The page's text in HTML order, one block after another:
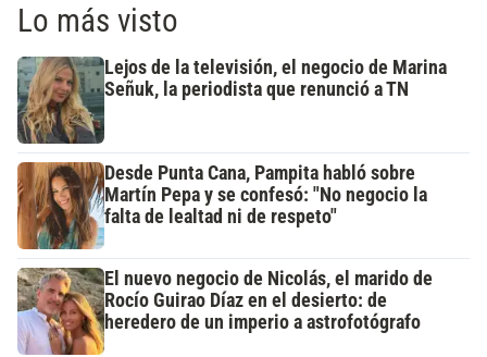
Lo más visto
Lejos de la televisión, el negocio de Marina
Señuk, la periodista que renunció a TN
Desde Punta Cana, Pampita habló sobre
Martín Pepa y se confesó: "No negocio la
falta de lealtad ni de respeto"
El nuevo negocio de Nicolás, el marido de
Rocío Guirao Díaz en el desierto: de
heredero de un imperio a astrofotógrafo